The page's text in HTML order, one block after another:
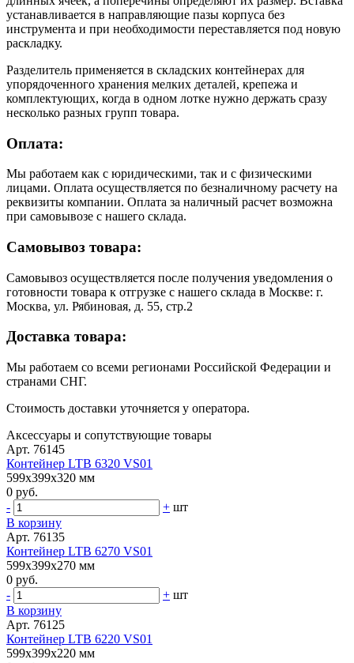
устанавливается в направляющие пазы корпуса без
инструмента и при необходимости переставляется под новую
раскладку.
Разделитель применяется в складских контейнерах для
упорядоченного хранения мелких деталей, крепежа и
комплектующих, когда в одном лотке нужно держать сразу
несколько разных групп товара.
Оплата:
Мы работаем как с юридическими, так и с физическими
лицами. Оплата осуществляется по безналичному расчету на
реквизиты компании. Оплата за наличный расчет возможна
при самовывозе с нашего склада.
Самовывоз товара:
Самовывоз осуществляется после получения уведомления о
готовности товара к отгрузке с нашего склада в Москве: г.
Москва, ул. Рябиновая, д. 55, стр.2
Доставка товара:
Мы работаем со всеми регионами Российской Федерации и
странами СНГ.
Стоимость доставки уточняется у оператора.
Аксессуары и сопутствующие товары
Арт. 76145
Контейнер LTB 6320 VS01
599x399x320 мм
0 руб.
-
+ шт
В корзину
Арт. 76135
Контейнер LTB 6270 VS01
599x399x270 мм
0 руб.
-
+ шт
В корзину
Арт. 76125
Контейнер LTB 6220 VS01
599x399x220 мм